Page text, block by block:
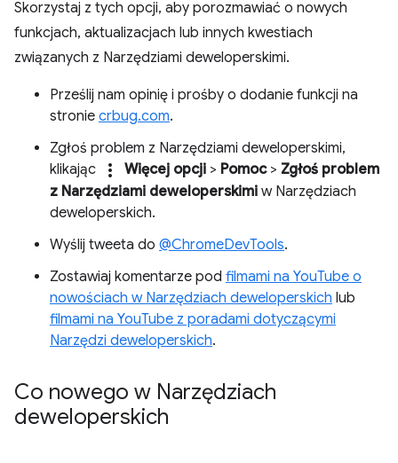
Skorzystaj z tych opcji, aby porozmawiać o nowych
funkcjach, aktualizacjach lub innych kwestiach
związanych z Narzędziami deweloperskimi.
Prześlij nam opinię i prośby o dodanie funkcji na
stronie crbug.com.
Zgłoś problem z Narzędziami deweloperskimi,
klikając
more_vert Więcej opcji > Pomoc> Zgłoś problem
z Narzędziami deweloperskimi w Narzędziach
deweloperskich.
Wyślij tweeta do @ChromeDevTools.
Zostawiaj komentarze pod filmami na YouTube o
nowościach w Narzędziach deweloperskich lub
filmami na YouTube z poradami dotyczącymi
Narzędzi deweloperskich.
Co nowego w Narzędziach
deweloperskich